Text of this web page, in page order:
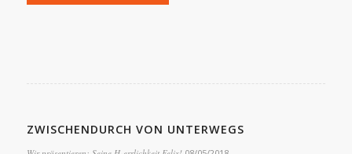
ZWISCHENDURCH VON UNTERWEGS